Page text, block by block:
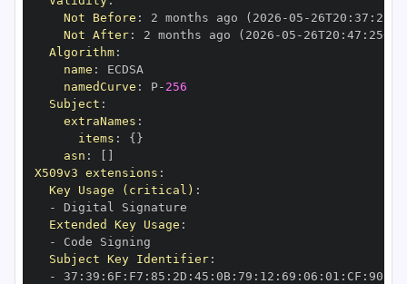
Not Before : 2 months ago (2026 -05 - 26T20 : 37 :
Not After: 2 months ago (2026 -05 - 26T20 : 47 : 25+00
Algorithm:
name :
namedCurve : P- 256
Subject :
extraNames :
items : { }
asn :
X509v3 extensions :
Key Usage (critical) :
-
Extended Key Usage :
-
Subject Key Identifier:
-
37 : 39 : 6F : F7 : 85 : 2D : 45 : 0B: 79 : 12 : 69 : 06 : 01 : CF : 90